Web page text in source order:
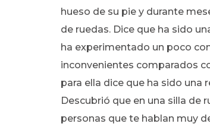
hueso de su pie y durante
de ruedas. Dice que ha sido
ha experimentado un poco
inconvenientes comparados
para ella dice que ha sido una
Descubrió que en una silla de
personas que te hablan muy